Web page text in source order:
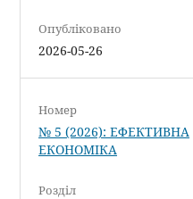
Опубліковано
2026-05-26
Номер
№ 5 (2026): ЕФЕКТИВНА
ЕКОНОМІКА
Розділ